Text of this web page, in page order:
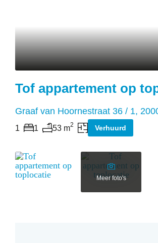
Tof appartement op
Graaf van Hoornestraat 36 / 1,
1
slaapkamers
1
badkamers
53 m2
oppervlakte
Verhuurd
Meer foto's